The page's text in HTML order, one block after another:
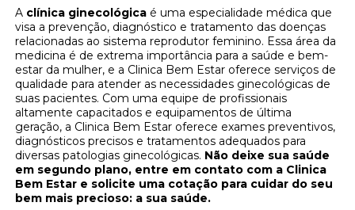
A clínica ginecológica é uma especialidade médica que
visa a prevenção, diagnóstico e tratamento das doenças
relacionadas ao sistema reprodutor feminino. Essa área da
medicina é de extrema importância para a saúde e bem-
estar da mulher, e a Clinica Bem Estar oferece serviços de
qualidade para atender as necessidades ginecológicas de
suas pacientes. Com uma equipe de profissionais
altamente capacitados e equipamentos de última
geração, a Clinica Bem Estar oferece exames preventivos,
diagnósticos precisos e tratamentos adequados para
diversas patologias ginecológicas. Não deixe sua saúde
em segundo plano, entre em contato com a Clinica
Bem Estar e solicite uma cotação para cuidar do seu
bem mais precioso: a sua saúde.